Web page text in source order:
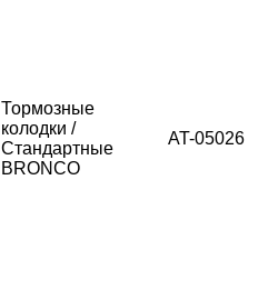
Тормозные
колодки /
Стандартные
BRONCO
AT-05026